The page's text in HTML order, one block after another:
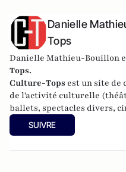
Danielle
Tops
Danielle Mathieu-Bouillon
Tops.
Culture-Tops est un site de
de l'activité culturelle
ballets, spectacles divers,
SUIVRE